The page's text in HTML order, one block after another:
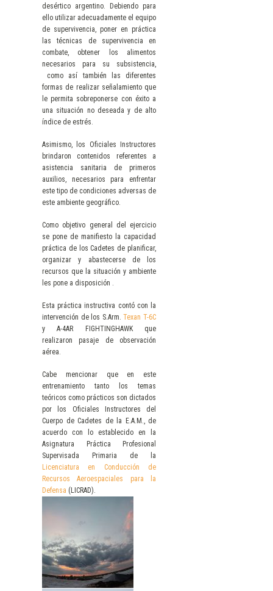
desértico argentino. Debiendo para
ello utilizar adecuadamente el equipo
de supervivencia, poner en práctica
las técnicas de supervivencia en
combate, obtener los alimentos
necesarios para su subsistencia,
como así también las diferentes
formas de realizar señalamiento que
le permita sobreponerse con éxito a
una situación no deseada y de alto
índice de estrés.
Asimismo, los Oficiales Instructores
brindaron contenidos referentes a
asistencia sanitaria de primeros
auxilios, necesarios para enfrentar
este tipo de condiciones adversas de
este ambiente geográfico.
Como objetivo general del ejercicio
se pone de manifiesto la capacidad
práctica de los Cadetes de planificar,
organizar y abastecerse de los
recursos que la situación y ambiente
les pone a disposición .
Esta práctica instructiva contó con la
intervención de los S.Arm.Texan T-6C
y A-4AR FIGHTINGHAWK que
realizaron pasaje de observación
aérea.
Cabe mencionar que en este
entrenamiento tanto los temas
teóricos como prácticos son dictados
por los Oficiales Instructores del
Cuerpo de Cadetes de la E.A.M., de
acuerdo con lo establecido en la
Asignatura Práctica Profesional
Supervisada Primaria de la
Licenciatura en Conducción de
Recursos Aeroespaciales para la
Defensa (LICRAD).